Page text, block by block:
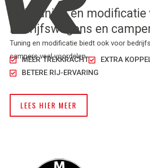
Chiptuning en modificatie
bedrijfswagens en
Tuning en modificatie biedt ook voor
campers veel voordelen.
MEER TREKKRACHT
EXTRA
BETERE RIJ-ERVARING
LEES HIER MEER